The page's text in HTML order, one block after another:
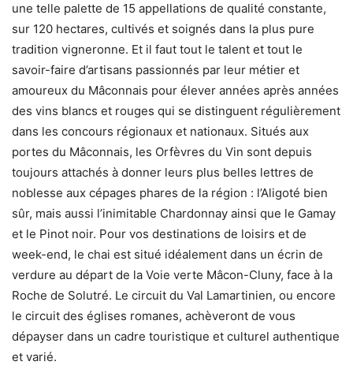
une telle palette de 15 appellations de qualité constante,
sur 120 hectares, cultivés et soignés dans la plus pure
tradition vigneronne. Et il faut tout le talent et tout le
savoir-faire d’artisans passionnés par leur métier et
amoureux du Mâconnais pour élever années après années
des vins blancs et rouges qui se distinguent régulièrement
dans les concours régionaux et nationaux. Situés aux
portes du Mâconnais, les Orfèvres du Vin sont depuis
toujours attachés à donner leurs plus belles lettres de
noblesse aux cépages phares de la région : l’Aligoté bien
sûr, mais aussi l’inimitable Chardonnay ainsi que le Gamay
et le Pinot noir. Pour vos destinations de loisirs et de
week-end, le chai est situé idéalement dans un écrin de
verdure au départ de la Voie verte Mâcon-Cluny, face à la
Roche de Solutré. Le circuit du Val Lamartinien, ou encore
le circuit des églises romanes, achèveront de vous
dépayser dans un cadre touristique et culturel authentique
et varié.